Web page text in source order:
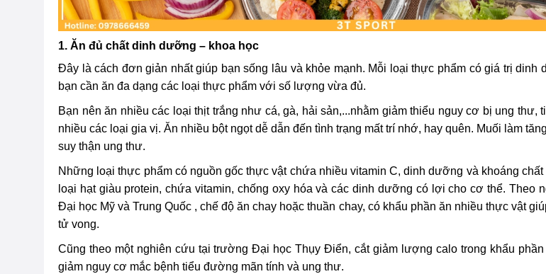
1. Ăn đủ chất dinh dưỡng – khoa học
Đây là cách đơn giản nhất giúp bạn sống lâu và khỏe mạnh. Mỗi loại thực phẩm có giá trị dinh
bạn cần ăn đa dạng các loại thực phẩm với số lượng vừa đủ.
Bạn nên ăn nhiều các loại thịt trắng như cá, gà, hải sản,...nhằm giảm thiểu nguy cơ bị ung thư,
nhiều các loại gia vị. Ăn nhiều bột ngọt dễ dẫn đến tình trạng mất trí nhớ, hay quên. Muối làm
suy thận ung thư.
Những loại thực phẩm có nguồn gốc thực vật chứa nhiều vitamin C, dinh dưỡng và khoáng
loại hạt giàu protein, chứa vitamin, chống oxy hóa và các dinh dưỡng có lợi cho cơ thể. Theo
Đại học Mỹ và Trung Quốc , chế độ ăn chay hoặc thuần chay, có khẩu phần ăn nhiều thực vật
tử vong.
Cũng theo một nghiên cứu tại trường Đại học Thụy Điển, cắt giảm lượng calo trong khẩu
giảm nguy cơ mắc bệnh tiểu đường mãn tính và ung thư.